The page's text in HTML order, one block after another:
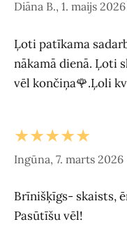
Diāna B., 1. maijs 2026
Ļoti patīkama
nākamā dienā. Ļoti
vēl končiņa🌹.Ļoli
★★★★★
Ingūna, 7. marts 2026
Brīnišķīgs- skaists,
Pasūtīšu vēl!